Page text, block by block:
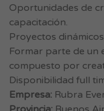
Oportunidades de
capacitación.
Proyectos
Formar parte de un
compuesto por
Disponibilidad full
Empresa: Rubra